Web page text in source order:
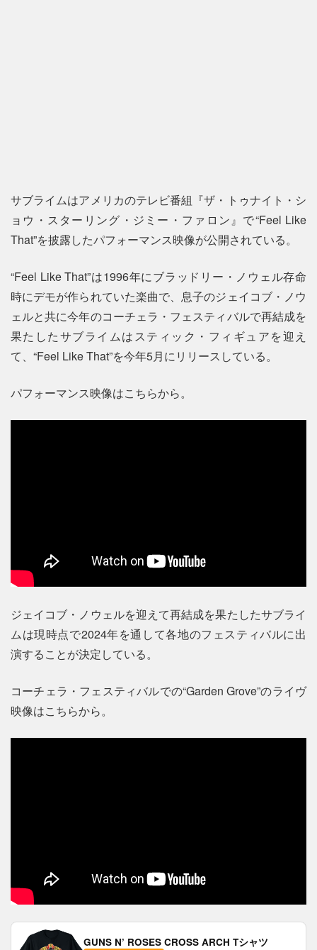
サブライムはアメリカのテレビ番組『ザ・トゥナイト・シ
ョウ・スターリング・ジミー・ファロン』で“Feel Like
That”を披露したパフォーマンス映像が公開されている。
“Feel Like That”は1996年にブラッドリー・ノウェル存命
時にデモが作られていた楽曲で、息子のジェイコブ・ノウ
ェルと共に今年のコーチェラ・フェスティバルで再結成を
果たしたサブライムはスティック・フィギュアを迎え
て、“Feel Like That”を今年5月にリリースしている。
パフォーマンス映像はこちらから。
ジェイコブ・ノウェルを迎えて再結成を果たしたサブライ
ムは現時点で2024年を通して各地のフェスティバルに出
演することが決定している。
コーチェラ・フェスティバルでの“Garden Grove”のライヴ
映像はこちらから。
GUNS N’ ROSES CROSS ARCH Tシャツ